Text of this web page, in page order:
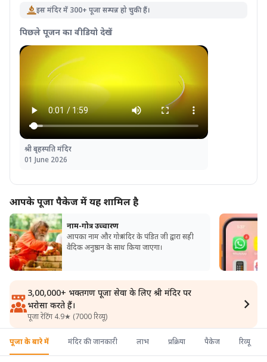
इस मंदिर में 300+ पूजा सम्पन्न हो चुकी हैं।
पिछले पूजन का वीडियो देखें
श्री बृहस्पति मंदिर
01 June 2026
आपके पूजा पैकेज में यह शामिल है
नाम-गोत्र उच्चारण
आपका नाम और गोत्र मंदिर के पंडित जी द्वारा सही
वैदिक अनुष्ठान के साथ किया जाएगा।
3,00,000+ भक्तगण पूजा सेवा के लिए श्री मंदिर पर
भरोसा करते हैं।
पूजा रेटिंग 4.9★ (7000 रिव्यू)
पूजा के बारे में मंदिर की जानकारी लाभ प्रक्रिया पैकेज रिव्यू